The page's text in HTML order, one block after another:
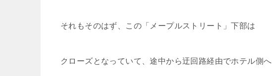
それもそのはず、この「メープルストリート」下部は
クローズとなっていて、途中から迂回路経由でホテル側へ